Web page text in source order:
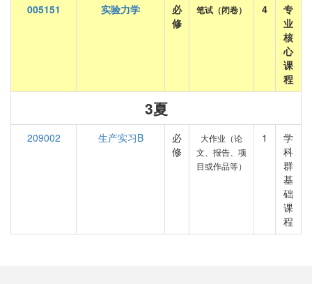
005151
实验力学
必
修
笔试（闭卷） 4
专
业
核
心
课
程
3夏
209002 生产实习B
必
修
大作业（论
文、报告、项
目或作品等）
1
学
科
群
基
础
课
程